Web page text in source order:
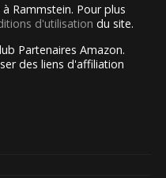
Rammstein. Pour plus
d'utilisation du site.
Partenaires Amazon.
des liens d'affiliation